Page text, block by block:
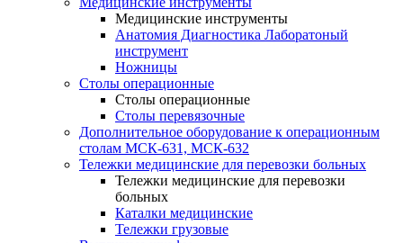
Медицинские инструменты
Анатомия Диагностика Лаборатоный
инструмент
Ножницы
Столы операционные
Столы операционные
Столы перевязочные
Дополнительное оборудование к операционным
столам МСК-631, МСК-632
Тележки медицинские для перевозки больных
Тележки медицинские для перевозки
больных
Каталки медицинские
Тележки грузовые